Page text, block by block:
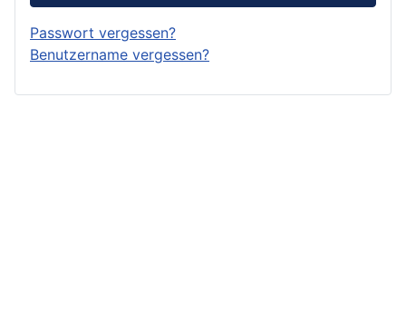
Passwort vergessen?
Benutzername vergessen?